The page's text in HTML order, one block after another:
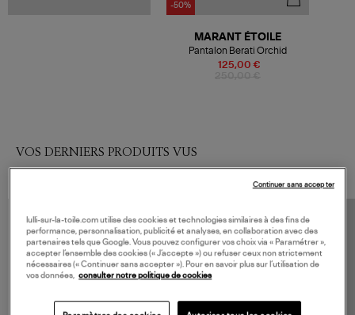
-50%
125,00 €
MARANT ÉTOILE
Pantalon Berati Orchid
VOS DERNIERS PRODUITS VUS
lulli-sur-la-toile.com utilise des cookies et technologies similaires à des fins de
performance, personnalisation, publicité et analyses, en collaboration avec des
partenaires tels que Google. Vous pouvez configurer vos choix via « Paramétrer »,
accepter l’ensemble des cookies (« J’accepte ») ou refuser ceux non strictement
nécessaires (« Continuer sans accepter »). Pour en savoir plus sur l’utilisation de
vos données, consulter notre politique de cookies
Continuer sans accepter